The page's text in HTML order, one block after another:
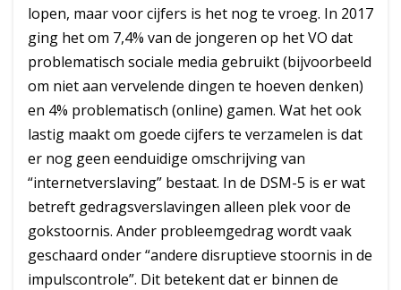
lopen, maar voor cijfers is het nog te vroeg. In 2017
ging het om 7,4% van de jongeren op het VO dat
problematisch sociale media gebruikt (bijvoorbeeld
om niet aan vervelende dingen te hoeven denken)
en 4% problematisch (online) gamen. Wat het ook
lastig maakt om goede cijfers te verzamelen is dat
er nog geen eenduidige omschrijving van
“internetverslaving” bestaat. In de DSM-5 is er wat
betreft gedragsverslavingen alleen plek voor de
gokstoornis. Ander probleemgedrag wordt vaak
geschaard onder “andere disruptieve stoornis in de
impulscontrole”. Dit betekent dat er binnen de